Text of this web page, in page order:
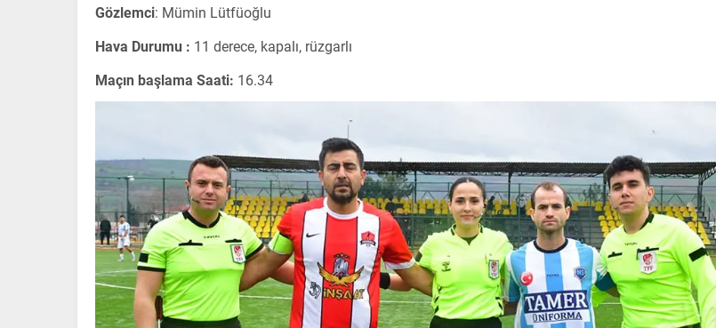
Gözlemci: Mümin Lütfüoğlu
Hava Durumu : 11 derece, kapalı, rüzgarlı
Maçın başlama Saati: 16.34